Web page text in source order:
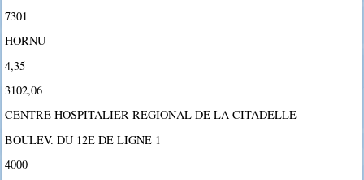
7301
HORNU
4,35
3102,06
CENTRE HOSPITALIER REGIONAL DE LA CITADELLE
BOULEV. DU 12E DE LIGNE 1
4000